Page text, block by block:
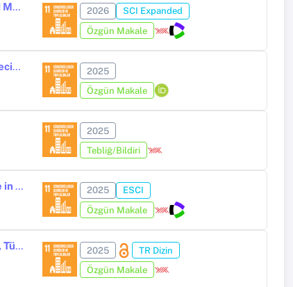
A Holistic Design Framework for Post-Disaster Housing Using Interlinked Modules for Diverse Architectural Applications
2026
SCI Expanded
Özgün Makale
The Effects of Earthquake Reality on Historical Minarets, Evaluations Specific to the February 06, 2023 Kahramanmaraş Earthquake
2025
Özgün Makale
2025
Tebliğ/Bildiri
Exploring the Interrelationship Between Sustainability and Quality of Life in Urban Design: A Mixed-Methods Analysis of Shared and Distinct Indicators
2025
ESCI
Özgün Makale
Air quality index calculation and analysis of pollutant impacts in Ardahan, Türkiye
2025
TR Dizin
Özgün Makale